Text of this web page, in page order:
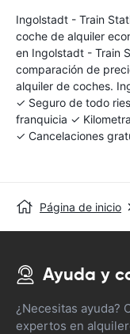
Ingolstadt - Train
coche de alquiler
en Ingolstadt - Train
comparación de
alquiler de coches.
✓ Seguro de todo
franquicia ✓
✓ Cancelaciones
Página de inicio
Ayuda y
¿Necesitas ayuda?
expertos en